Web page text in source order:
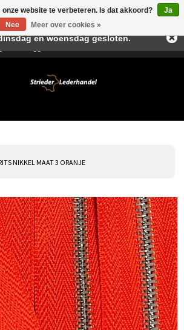
NIKKEL MAAT 3 ORANJE
website te verbeteren. Is dat akkoord?
Ja
Nee
Meer over cookies »
de vakantieperiode zijn wij in juli en
en woensdag gesloten.